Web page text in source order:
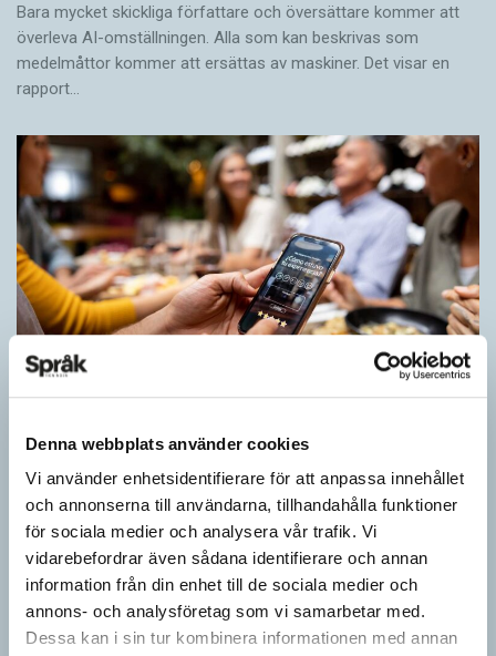
Denna webbplats använder cookies
Vi använder enhetsidentifierare för att anpassa innehållet
och annonserna till användarna, tillhandahålla funktioner
för sociala medier och analysera vår trafik. Vi
vidarebefordrar även sådana identifierare och annan
information från din enhet till de sociala medier och
annons- och analysföretag som vi samarbetar med.
Dessa kan i sin tur kombinera informationen med annan
Bara mycket skickliga författare och översättare ­kommer att
överleva AI-omställningen. Alla som kan beskrivas som
medelmåttor kommer att ersättas av maskiner. Det visar en
rapport…
ARTIKLAR
Först se en bild. Sedan gissa ordet för det bilden föreställer för
att därefter få det rätta svaret. Det inslaget finns i flera
populära appar…